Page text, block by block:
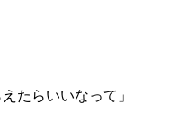
たらいいなって」